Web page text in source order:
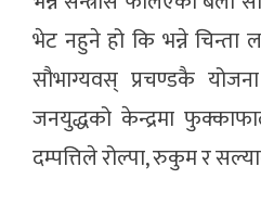
भेट नहुने हो कि भन्ने चिन्ता
सौभाग्यवस् प्रचण्डकै
जनयुद्धको केन्द्रमा
दम्पत्तिले रोल्पा, रुकुम र